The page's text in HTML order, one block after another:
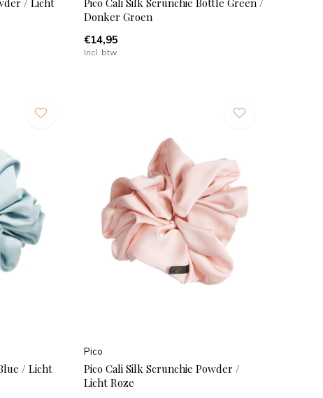
Donker Groen
€14,95
Incl. btw
/ Licht
Pico
Pico Cali Silk Scrunchie Powder /
Licht Roze